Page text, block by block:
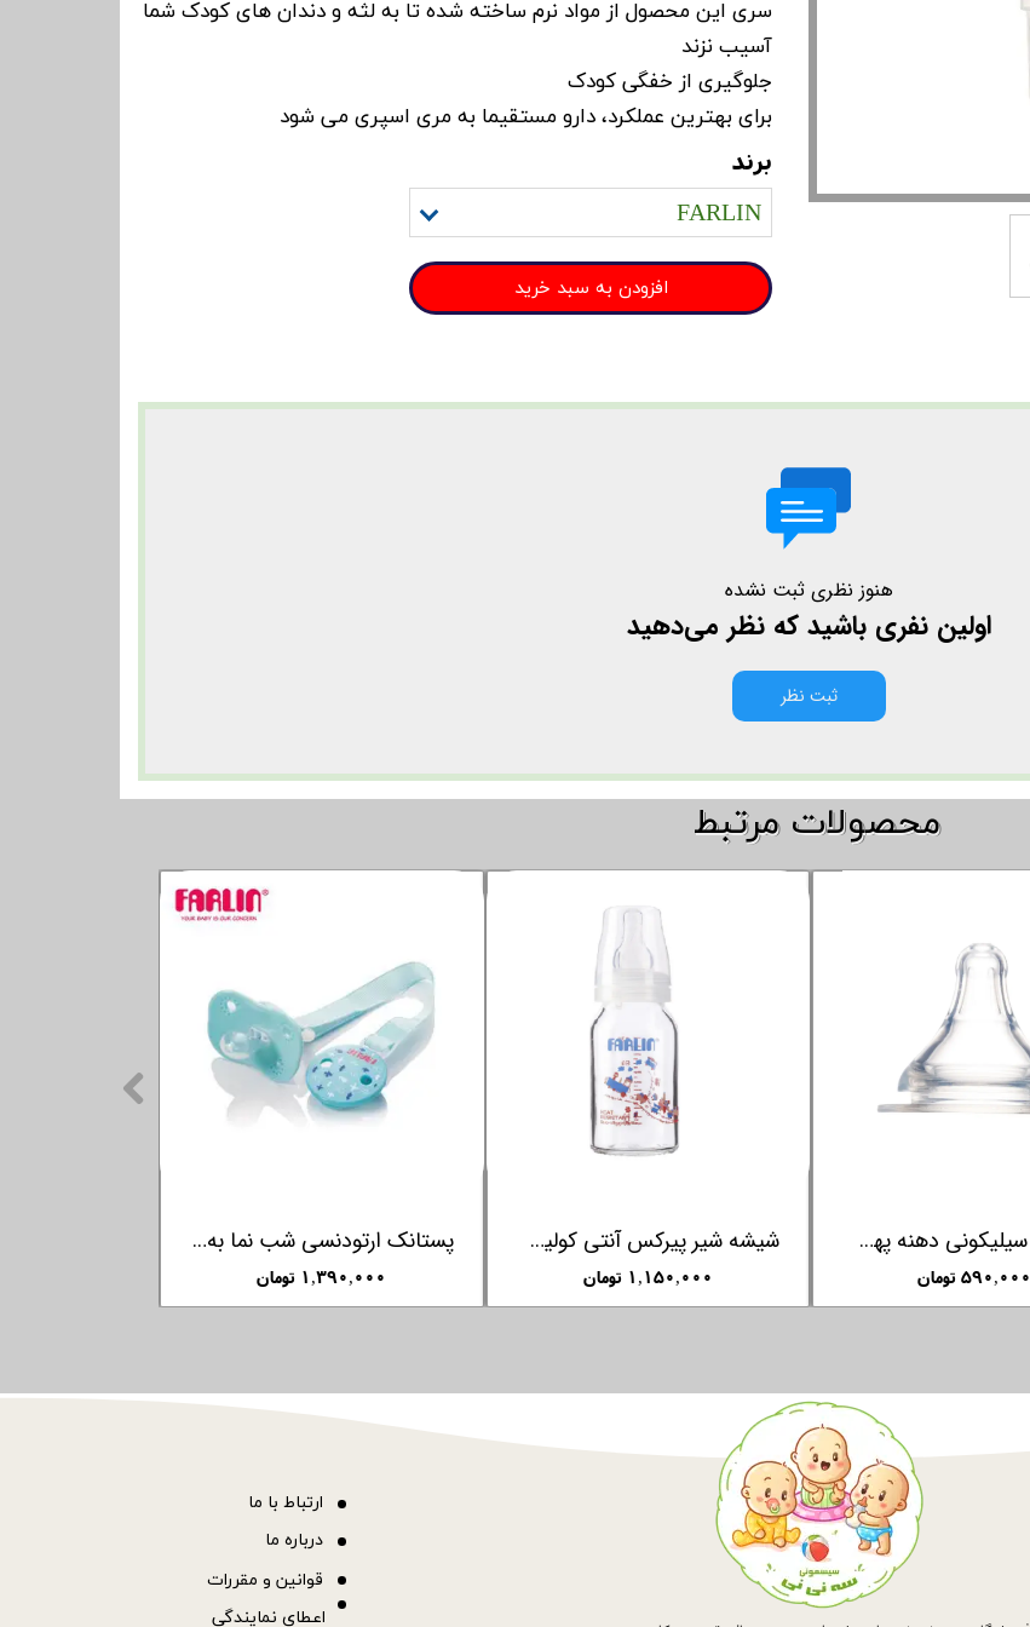
سری این محصول از مواد نرم ساخته شده تا به لثه و دندان های کودک شما
آسیب نزند
جلوگیری از خفگی کودک
برای بهترین عملکرد، دارو مستقیما به مری اسپری می شود
برند
FARLIN
افزودن به سبد خرید
هنوز نظری ثبت نشده
اولین نفری باشید که نظر می‌دهید
ثبت نظر
۵۹۰,۰۰۰ تومان
پستانک بادامی ارتودنسی شب نما فارلین FARLIN
۷۵۰,۰۰۰ تومان
غذاساز کودک 7 کاره فارلین FARLIN
۱,۹۸۰,۰۰۰ تومان
​​محصولات مرتبط
قوانین و مقررات
ارتباط با ما
درباره ما
اعطای نمایندگی